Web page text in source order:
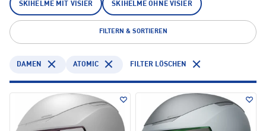
SKIHELME MIT VISIER SKIHELME OHNE VISIER
FILTERN & SORTIEREN
DAMEN ATOMIC FILTER LÖSCHEN